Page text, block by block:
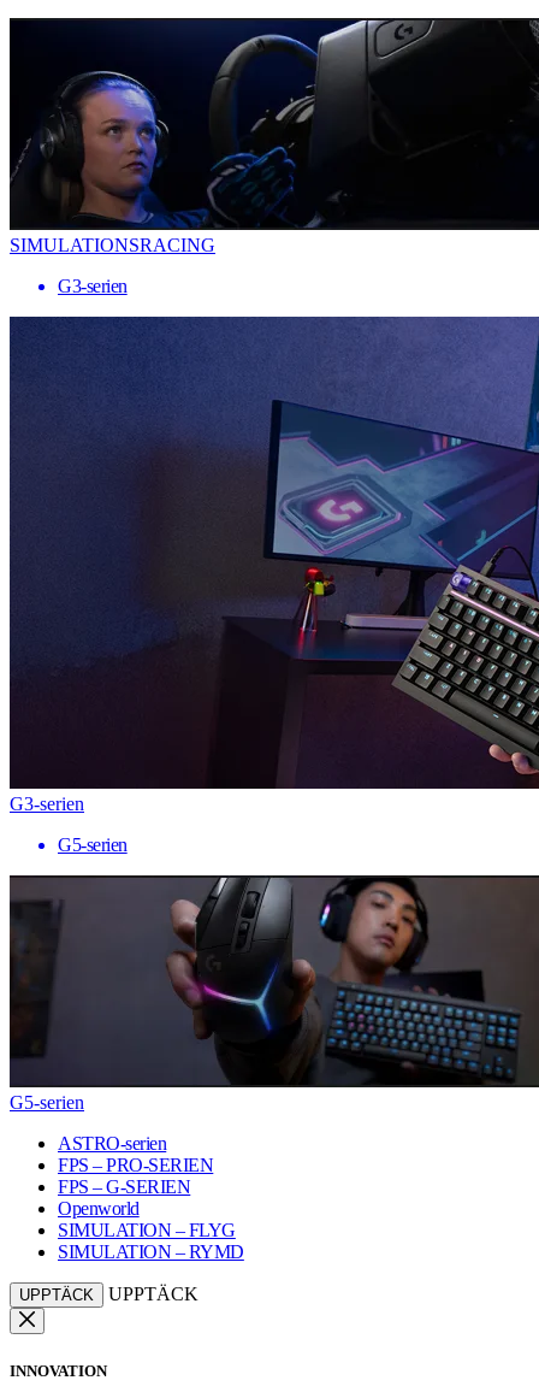
SIMULATIONSRACING
G3-serien
G3-serien
G5-serien
G5-serien
ASTRO-serien
FPS – PRO-SERIEN
FPS – G-SERIEN
Openworld
SIMULATION – FLYG
SIMULATION – RYMD
UPPTÄCK UPPTÄCK
INNOVATION